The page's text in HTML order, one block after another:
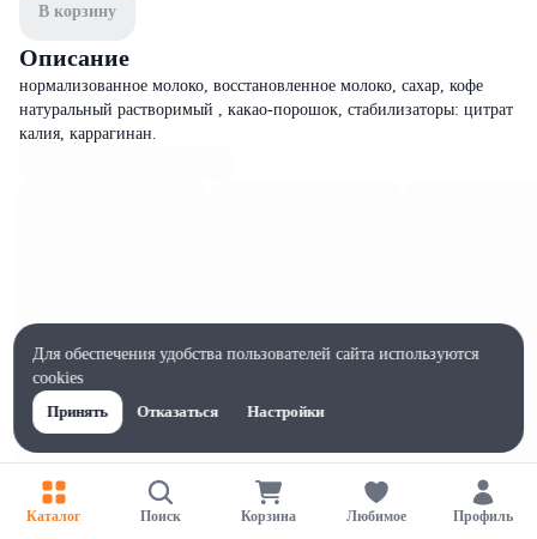
В корзину
Описание
нормализованное молоко, восстановленное молоко, сахар, кофе
натуральный растворимый , какао-порошок, стабилизаторы: цитрат
калия, каррагинан.
Каталог Поиск Корзина Любимое Профиль
Для обеспечения удобства пользователей сайта используются
cookies
Принять
Отказаться Настройки